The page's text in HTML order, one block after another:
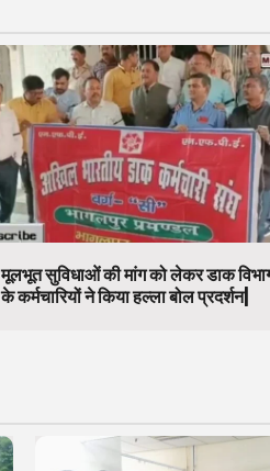
मूलभूत सुविधाओं की मांग को लेकर डाक
के कर्मचारियों ने किया हल्ला बोल प्रदर्शन|